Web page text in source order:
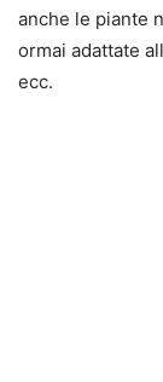
anche le piante
ormai adattate
ecc.